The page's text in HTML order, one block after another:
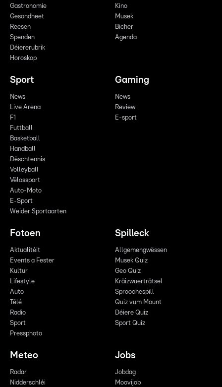
Gastronomie
Gesondheet
Reesen
Spenden
Déiererubrik
Horoskop
Kino
Musek
Bicher
Agenda
Sport
News
Live Arena
F1
Futtball
Basketball
Handball
Dëschtennis
Volleyball
Vëlossport
Auto-Moto
E-Sport
Weider Sportaarten
Gaming
News
Review
E-sport
Fotoen
Aktualitéit
Events a Fester
Kultur
Lifestyle
Auto
Télé
Radio
Sport
Pressphoto
Spilleck
Allgemengwëssen
Musek Quiz
Geo Quiz
Kräizwuerträtsel
Sproochespill
Quiz vum Mount
Déiere Quiz
Sport Quiz
Meteo
Radar
Nidderschléi
Jobs
Jobdag
Moovijob